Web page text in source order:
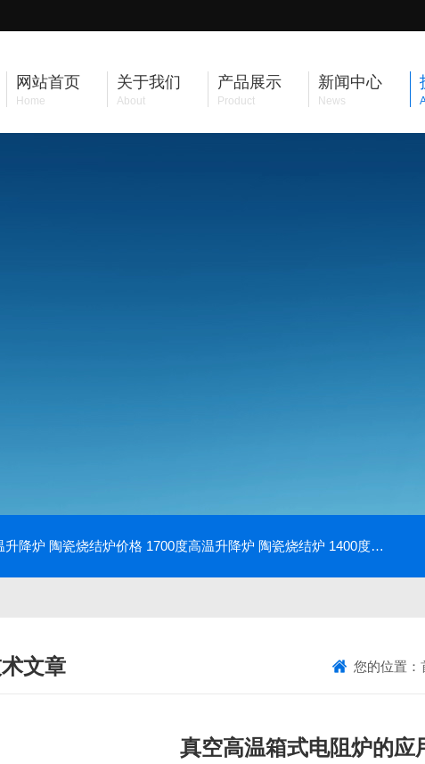
网站首页
Home
关于我们
About
产品展示
Product
新闻中心
News
升降炉 陶瓷烧结炉价格 1700度高温升降炉 陶瓷烧结炉 1400度电动升降炉 实验室使用
文章 您的位置：
真空高温箱式电阻炉的应